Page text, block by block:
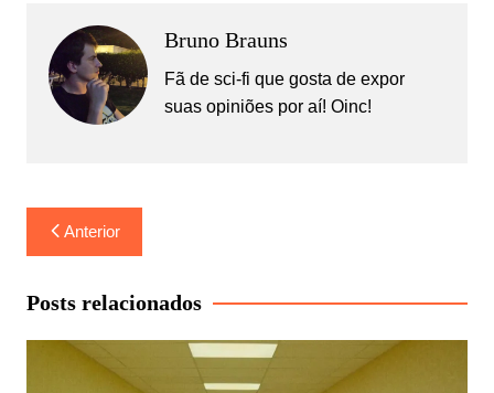
Bruno Brauns
Fã de sci-fi que gosta de expor
suas opiniões por aí! Oinc!
Navegação
de
Post
Anterior
Posts relacionados